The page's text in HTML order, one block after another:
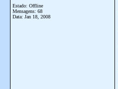
Estado: Offline
Mensagens: 68
Data: Jan 18, 2008